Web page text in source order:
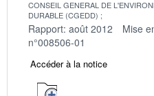
CONSEIL GENERAL DE
DURABLE (CGEDD)
Rapport: août 2012 Mise
n°008506-01
Accéder à la notice